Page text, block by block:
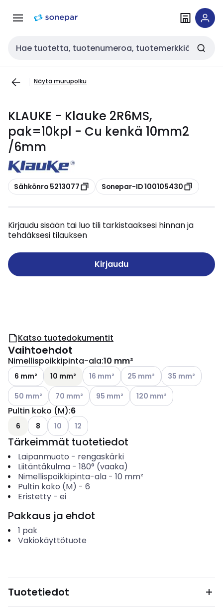
navigointiinsisältöön
Haku
Näytä murupolku
KLAUKE - Klauke 2R6MS,
pak=10kpl - Cu kenkä 10mm2
/6mm
Kopioi
Sähkönro 5213077 Kopioi
Sonepar-ID 100105430
Kirjaudu sisään tai luo tili tarkistaaksesi hinnan ja
tehdäksesi tilauksen
Kirjaudu
Katso tuotedokumentit
Vaihtoehdot
Nimellispoikkipinta-ala:10 mm²
6 mm² 10 mm² Katso käytettävissä olevat vaihtoehdot
16 mm² Katso käytettävissä olevat
25 mm² Katso
35 mm²
Katso käytettävissä olevat vaihtoehdot
50 mm² Katso käytettävissä olevat vaihtoehdot
70 mm² Katso käytettävissä olevat
95 mm² Katso käytettävissä
120 mm²
Pultin koko (M):6
6 8 Katso käytettävissä olevat vaihtoehdot
10 Katso käytettävissä olevat vaihtoehdot
12
Tärkeimmät tuotetiedot
Laipanmuoto - rengaskärki
Liitäntäkulma- 180° (vaaka)
Nimellispoikkipinta-ala- 10 mm²
Pultin koko (M) - 6
Eristetty- ei
Pakkaus ja ehdot
1 pak
Vakiokäyttötuote
Tuotetiedot